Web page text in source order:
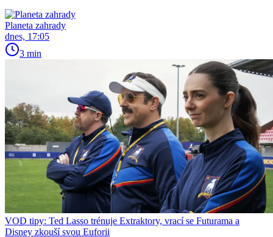
Planeta zahrady
dnes, 17:05
3 min
VOD tipy: Ted Lasso trénuje Extraktory, vrací se Futurama a
Disney zkouší svou Euforii